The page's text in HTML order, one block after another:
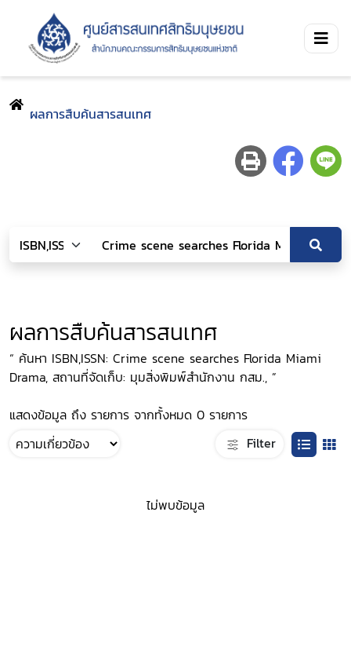
ผลการสืบค้นสารสนเทศ
ผลการสืบค้นสารสนเทศ
“ ค้นหา ISBN,ISSN: Crime scene searches Florida Miami
Drama, สถานที่จัดเก็บ: มุมสิ่งพิมพ์สำนักงาน กสม., ”
แสดงข้อมูล ถึง รายการ จากทั้งหมด 0 รายการ
Filter
ไม่พบข้อมูล